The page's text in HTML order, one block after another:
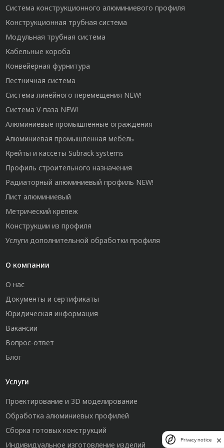
Система конструкционного алюминиевого профиля
Конструкционная трубная система
Модульная трубная система
Кабельные короба
Конвейерная фурнитура
Лестничная система
Система линейного перемещения NEW!
Система V-паза NEW!
Алюминиевые промышленные ограждения
Алюминиевая промышленная мебель
Крейты и кассеты Subrack systems
Профиль строительного назначения
Радиаторный алюминиевый профиль NEW!
Лист алюминиевый
Метрический крепеж
Конструкции из профиля
Услуги дополнительной обработки профиля
О компании
О нас
Документы и сертификаты
Юридическая информация
Вакансии
Вопрос-ответ
Блог
Услуги
Проектирование и 3D моделирование
Обработка алюминиевых профилей
Сборка готовых конструкций
Индивидуальное изготовление изделий
Privacy notice